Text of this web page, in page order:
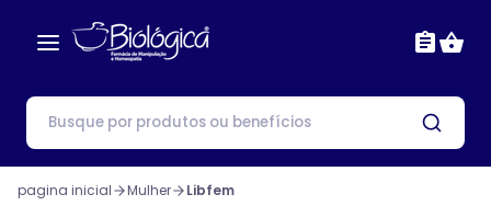
pagina inicial Mulher Libfem